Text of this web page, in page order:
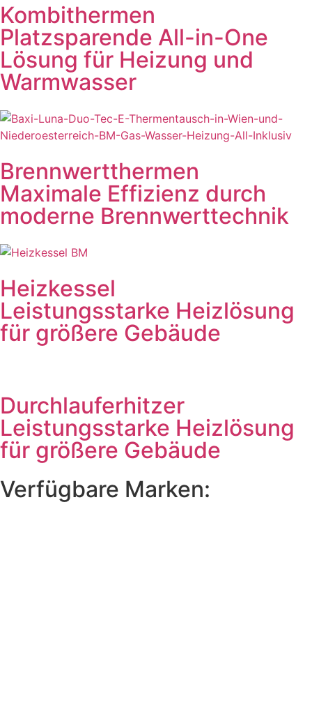
Kombithermen
Platzsparende All-in-One
Lösung für Heizung und
Warmwasser
Brennwertthermen
Maximale Effizienz durch
moderne Brennwerttechnik
Heizkessel
Leistungsstarke Heizlösung
für größere Gebäude
Durchlauferhitzer
Leistungsstarke Heizlösung
für größere Gebäude
Verfügbare Marken: